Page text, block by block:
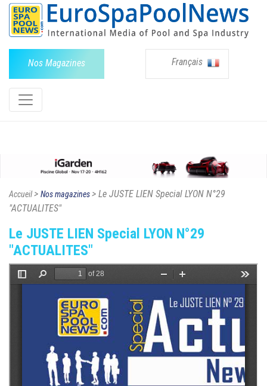
Nos Magazines Français
Accueil> Nos magazines> Le JUSTE LIEN Special LYON N°29
"ACTUALITES"
Le JUSTE LIEN Special LYON N°29
"ACTUALITES"